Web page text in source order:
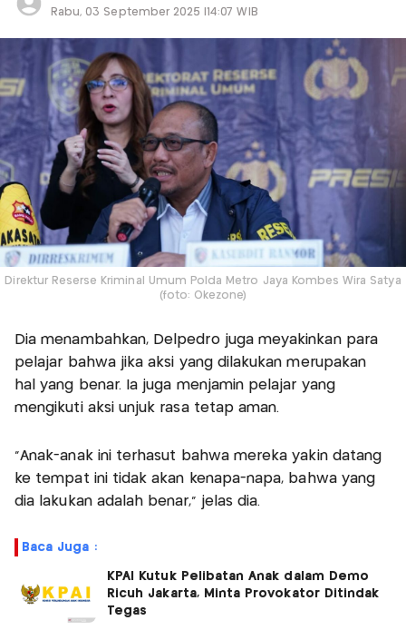
Rabu, 03 September 2025 |14:07 WIB
Direktur Reserse Kriminal Umum Polda Metro Jaya Kombes Wira Satya
(foto: Okezone)
Dia menambahkan, Delpedro juga meyakinkan para
pelajar bahwa jika aksi yang dilakukan merupakan
hal yang benar. Ia juga menjamin pelajar yang
mengikuti aksi unjuk rasa tetap aman.
“Anak-anak ini terhasut bahwa mereka yakin datang
ke tempat ini tidak akan kenapa-napa, bahwa yang
dia lakukan adalah benar,” jelas dia.
Baca Juga :
KPAI Kutuk Pelibatan Anak dalam Demo
Ricuh Jakarta, Minta Provokator Ditindak
Tegas